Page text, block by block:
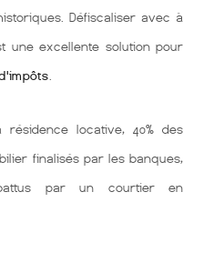
Défiscaliser avec à
une excellente solution pour
locative, 40% des
finalisés par les banques,
par un courtier en